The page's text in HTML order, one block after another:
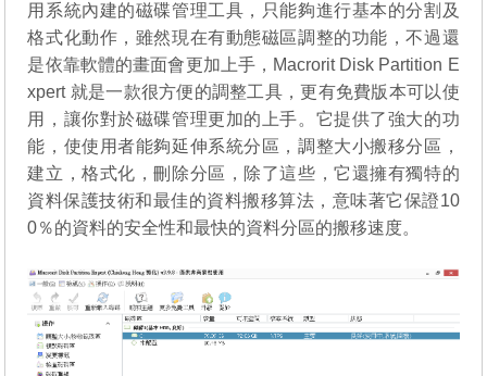
用系統內建的磁碟管理工具，只能夠進行基本的分割及
格式化動作，雖然現在有動態磁區調整的功能，不過還
是依靠軟體的畫面會更加上手，Macrorit Disk Partition E
xpert 就是一款很方便的調整工具，更有免費版本可以使
用，讓你對於磁碟管理更加的上手。它提供了強大的功
能，使使用者能夠延伸系統分區，調整大小搬移分區，
建立，格式化，刪除分區，除了這些，它還擁有獨特的
資料保護技術和最佳的資料搬移算法，意味著它保證10
0％的資料的安全性和最快的資料分區的搬移速度。